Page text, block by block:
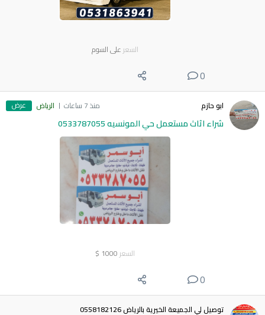
السعر على السوم
0
ابو حازم منذ 7 ساعات الرياض عرض
شراء اثاث مستعمل حي المونسيه 0533787055
السعر 1000
$
0
توصيل لي الجميعة الخيرية بالرياض 0558182126